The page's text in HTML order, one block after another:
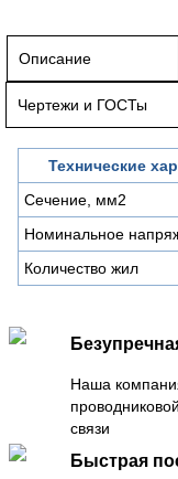
Описание
Чертежи и ГОСТы
Технические
Сечение, мм2
Номинальное
Количество жил
Наша
связи
Быстрая